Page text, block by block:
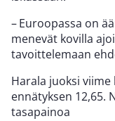
– Euroopassa on
menevät kovilla
tavoittelemaan
Harala juoksi
ennätyksen 12,65.
tasapainoa